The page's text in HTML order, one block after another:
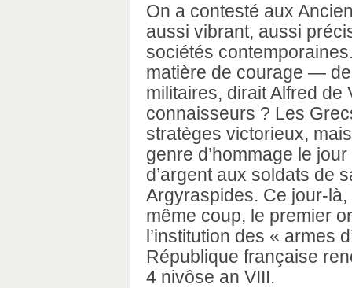
On a contesté aux
aussi vibrant, aussi
sociétés
matière de courage —
militaires, dirait Alfred
connaisseurs ? Les
stratèges victorieux,
genre d’hommage le
d’argent aux soldats de
Argyraspides. Ce jour-
même coup, le premier
l’institution des « armes
République française
4 nivôse an VIII.